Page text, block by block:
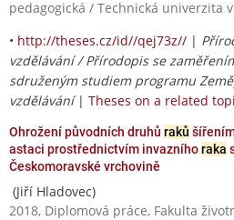
pedagogická / Technická univerzita
• http://theses.cz/id//qej73z// |
vzdělávání / Přírodopis se
sdruženým studiem programu
vzdělávání| Theses on a related
Ohrožení původních druhů raků
astaci prostřednictvím invazníhoraka
Českomoravské vrchovině
(Jiří Hladovec)
2018, Diplomová práce, Fakulta